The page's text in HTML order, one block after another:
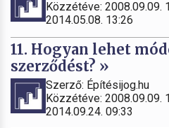
Közzétéve: 2008.09.09.
2014.05.08. 13:26
11. Hogyan lehet
szerződést? »
Szerző: Építésijog.hu
Közzétéve: 2008.09.09.
2014.09.24. 09:33